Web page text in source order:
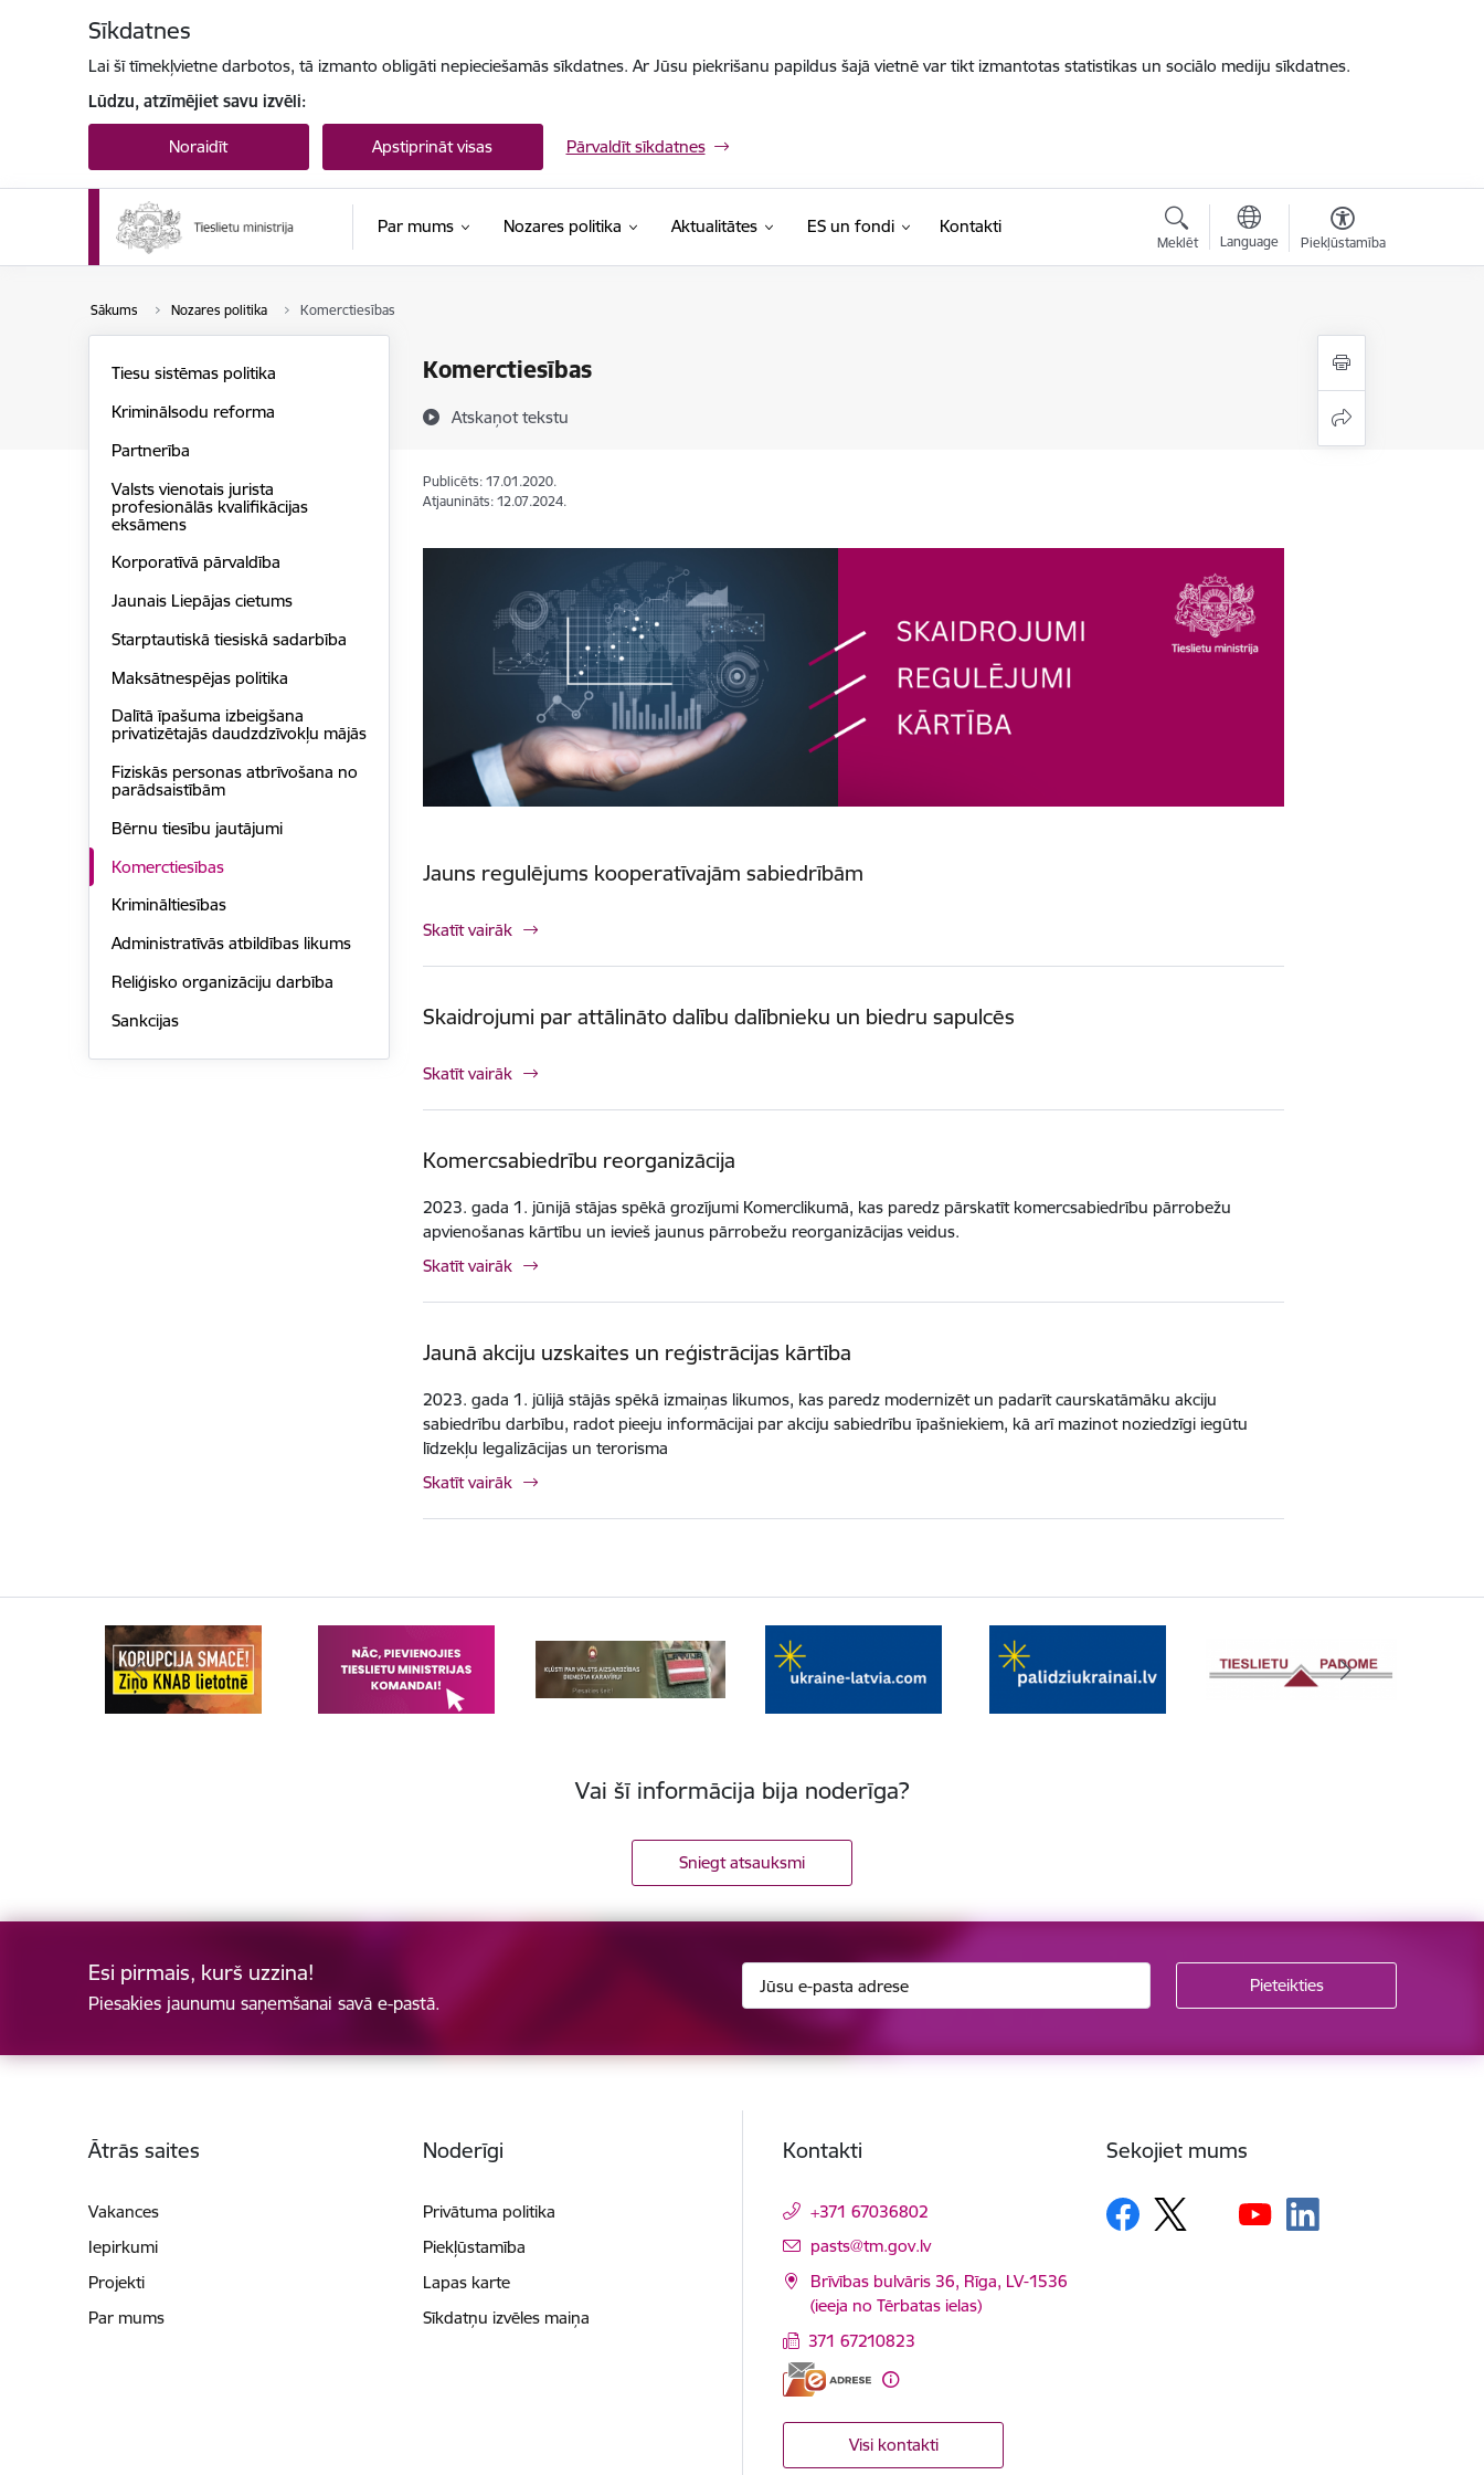
Sīkdatnes
Lai šī tīmekļvietne darbotos, tā izmanto obligāti nepieciešamās sīkdatnes. Ar Jūsu piekrišanu papildus šajā vietnē var tikt izmantotas statistikas un sociālo mediju sīkdatnes.
Lūdzu, atzīmējiet savu izvēli:
Noraidīt Apstiprināt visas Pārvaldīt sīkdatnes
Par mums Nozares politika Aktualitātes ES un fondi Kontakti
Meklēt Language Piekļūstamība
Sākums Nozares politika Komerctiesības
Komerctiesības
Atskaņot tekstu
Tiesu sistēmas politika
Kriminālsodu reforma
Partnerība
Valsts vienotais jurista
profesionālās kvalifikācijas
eksāmens
Korporatīvā pārvaldība
Jaunais Liepājas cietums
Starptautiskā tiesiskā sadarbība
Maksātnespējas politika
Dalītā īpašuma izbeigšana
privatizētajās daudzdzīvokļu mājās
Fiziskās personas atbrīvošana no
parādsaistībām
Bērnu tiesību jautājumi
Komerctiesības
Krimināltiesības
Administratīvās atbildības likums
Reliģisko organizāciju darbība
Sankcijas
Publicēts: 17.01.2020.
Atjaunināts: 12.07.2024.
Jauns regulējums kooperatīvajām sabiedrībām
Skatīt vairāk
Skaidrojumi par attālināto dalību dalībnieku un biedru sapulcēs
Skatīt vairāk
Komercsabiedrību reorganizācija
2023. gada 1. jūnijā stājas spēkā grozījumi Komerclikumā, kas paredz pārskatīt komercsabiedrību pārrobežu
apvienošanas kārtību un ievieš jaunus pārrobežu reorganizācijas veidus.
Skatīt vairāk
Jaunā akciju uzskaites un reģistrācijas kārtība
2023. gada 1. jūlijā stājās spēkā izmaiņas likumos, kas paredz modernizēt un padarīt caurskatāmāku akciju
sabiedrību darbību, radot pieeju informācijai par akciju sabiedrību īpašniekiem, kā arī mazinot noziedzīgi iegūtu
līdzekļu legalizācijas un terorisma
Skatīt vairāk
Vai šī informācija bija noderīga?
Sniegt atsauksmi
Esi pirmais, kurš uzzina!
Piesakies jaunumu saņemšanai savā e-pastā.
Ātrās saites
Vakances
Iepirkumi
Projekti
Par mums
Noderīgi
Privātuma politika
Piekļūstamība
Lapas karte
Sīkdatņu izvēles maiņa
Kontakti
+371 67036802
E-pasts:
pasts@tm.gov.lv
Brīvības bulvāris 36, Rīga, LV-1536
(ieeja no Tērbatas ielas)
371 67210823
Visi kontakti
Sekojiet mums